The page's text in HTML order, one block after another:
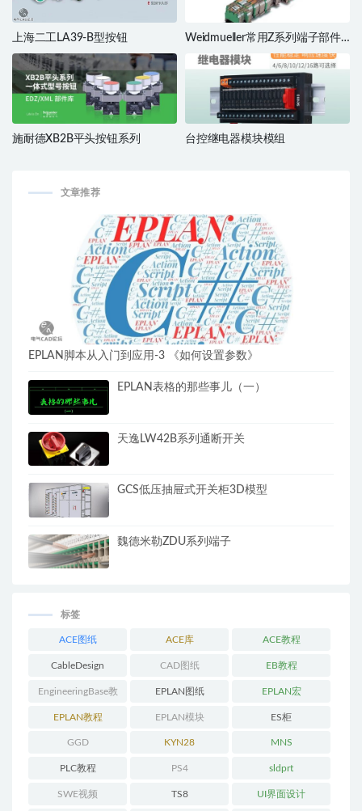
上海二工LA39-B型按钮
Weidmueller常用Z系列端子部件
施耐德XB2B平头按钮系列 台控继电器模块模组
文章推荐
EPLAN脚本从入门到应用-3 《如何设置参数》
EPLAN表格的那些事儿（一）
天逸LW42B系列通断开关
GCS低压抽屉式开关柜3D模型
魏德米勒ZDU系列端子
标签
ACE图纸 ACE库 ACE教程
CableDesign CAD图纸 EB教程
EngineeringBase教
程
EPLAN图纸 EPLAN宏
EPLAN教程 EPLAN模块 ES柜
GGD KYN28 MNS
PLC教程 PS4 sldprt
SWE视频 TS8 UI界面设计